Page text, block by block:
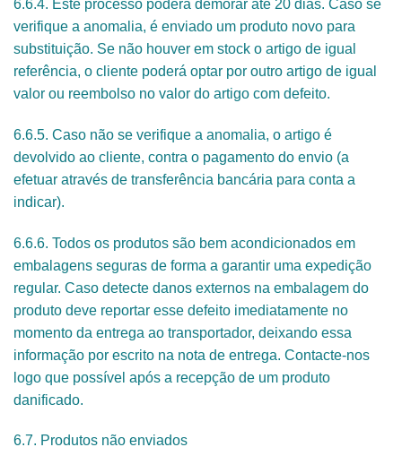
6.6.4. Este processo poderá demorar até 20 dias. Caso se
verifique a anomalia, é enviado um produto novo para
substituição. Se não houver em stock o artigo de igual
referência, o cliente poderá optar por outro artigo de igual
valor ou reembolso no valor do artigo com defeito.
6.6.5. Caso não se verifique a anomalia, o artigo é
devolvido ao cliente, contra o pagamento do envio (a
efetuar através de transferência bancária para conta a
indicar).
6.6.6. Todos os produtos são bem acondicionados em
embalagens seguras de forma a garantir uma expedição
regular. Caso detecte danos externos na embalagem do
produto deve reportar esse defeito imediatamente no
momento da entrega ao transportador, deixando essa
informação por escrito na nota de entrega. Contacte-nos
logo que possível após a recepção de um produto
danificado.
6.7. Produtos não enviados